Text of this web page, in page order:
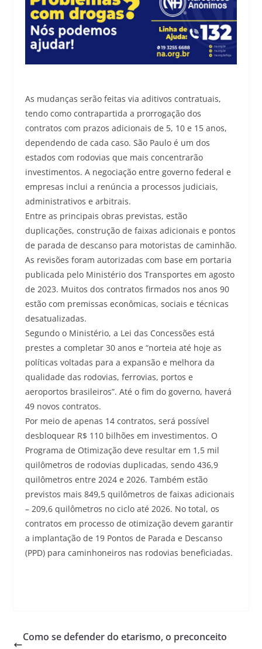
As mudanças serão feitas via aditivos contratuais,
tendo como contrapartida a prorrogação dos
contratos com prazos adicionais de 5, 10 e 15 anos,
dependendo de cada caso. São Paulo é um dos
estados com rodovias que mais concentrarão
investimentos. A negociação entre governo federal e
empresas inclui a renúncia a processos judiciais,
administrativos e arbitrais.
Entre as principais obras previstas, estão
duplicações, construção de faixas adicionais e pontos
de parada de descanso para motoristas de caminhão.
As revisões foram autorizadas com base em portaria
publicada pelo Ministério dos Transportes em agosto
de 2023. Muitos dos contratos firmados nos anos 90
estão com premissas econômicas, sociais e técnicas
desatualizadas.
Segundo o Ministério, a Lei das Concessões está
prestes a completar 30 anos e “norteia até hoje as
políticas voltadas para a expansão e melhora da
qualidade das rodovias, ferrovias, portos e
aeroportos brasileiros”. Até o fim do governo, haverá
49 novos contratos.
Por meio de apenas 14 contratos, será possível
desbloquear R$ 110 bilhões em investimentos. O
Programa de Otimização deve resultar em 1,5 mil
quilômetros de rodovias duplicadas, sendo 436,9
quilômetros entre 2024 e 2026. Também estão
previstos mais 849,5 quilômetros de faixas adicionais
– 209,6 quilômetros no ciclo até 2026. No total, os
contratos em processo de otimização devem garantir
a implantação de 19 Pontos de Parada e Descanso
(PPD) para caminhoneiros nas rodovias beneficiadas.
Como se defender do etarismo, o preconceito